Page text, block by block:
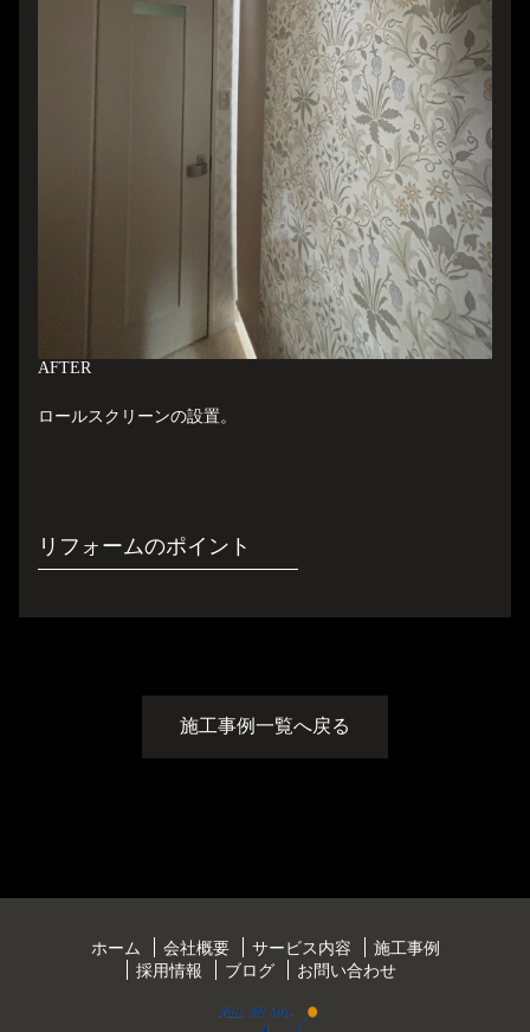
AFTER
ロールスクリーンの設置。
リフォームのポイント
施工事例一覧へ戻る
ホーム 会社概要 サービス内容
施工事例
採用情報
ブログ お問い合わせ